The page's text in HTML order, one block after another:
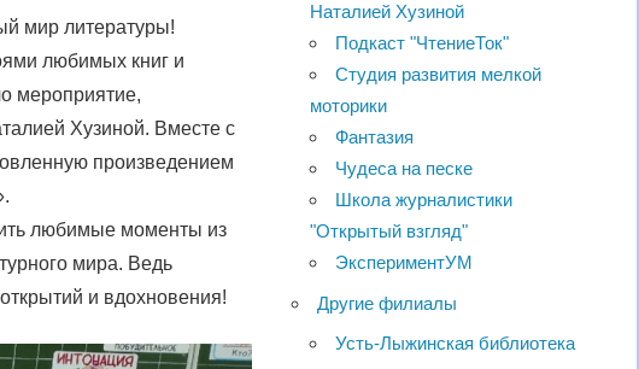
мир литературы!
любимых книг и
мероприятие,
Хузиной. Вместе с
произведением
любимые моменты из
мира. Ведь
и вдохновения!
Наталией Хузиной
Подкаст "ЧтениеТок"
Студия развития мелкой
моторики
Фантазия
Чудеса на песке
Школа журналистики
"Открытый взгляд"
ЭкспериментУМ
Другие филиалы
Усть-Лыжинская библиотека